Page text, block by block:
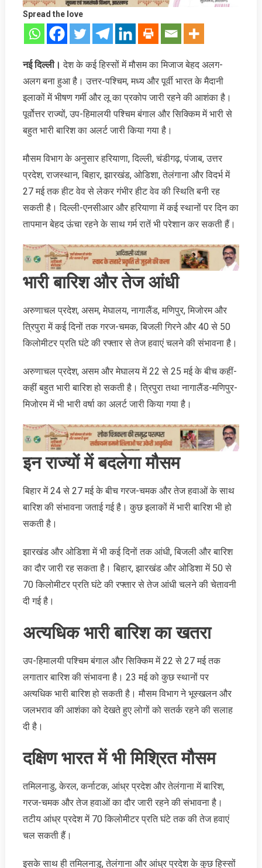
Spread the love
नई दिल्ली। देश के कई हिस्सों में मौसम का मिजाज बेहद अलग-
अलग बना हुआ है। उत्तर-पश्चिम, मध्य और पूर्वी भारत के मैदानी
इलाकों में भीषण गर्मी और लू का प्रकोप जारी रहने की आशंका है।
पूर्वोत्तर राज्यों, उप-हिमालयी पश्चिम बंगाल और सिक्किम में भारी से
बहुत भारी बारिश का अलर्ट जारी किया गया है।
मौसम विभाग के अनुसार हरियाणा, दिल्ली, चंडीगढ़, पंजाब, उत्तर
प्रदेश, राजस्थान, बिहार, झारखंड, ओडिशा, तेलंगाना और विदर्भ में
27 मई तक हीट वेव से लेकर गंभीर हीट वेव की स्थिति बनी रह
सकती है। दिल्ली-एनसीआर और हरियाणा में कई स्थानों पर दिन का
तापमान बेहद ऊंचा रहने के साथ गर्म रातें भी परेशान कर सकती हैं।
भारी बारिश और तेज आंधी
अरुणाचल प्रदेश, असम, मेघालय, नागालैंड, मणिपुर, मिजोरम और
त्रिपुरा में कई दिनों तक गरज-चमक, बिजली गिरने और 40 से 50
किलोमीटर प्रति घंटे की रफ्तार से तेज हवाएं चलने की संभावना है।
अरुणाचल प्रदेश, असम और मेघालय में 22 से 25 मई के बीच कहीं-
कहीं बहुत भारी बारिश हो सकती है। त्रिपुरा तथा नागालैंड-मणिपुर-
मिजोरम में भी भारी वर्षा का अलर्ट जारी किया गया है।
इन राज्‍यों में बदलेगा मौसम
बिहार में 24 से 27 मई के बीच गरज-चमक और तेज हवाओं के साथ
बारिश की संभावना जताई गई है। कुछ इलाकों में भारी बारिश भी हो
सकती है।
झारखंड और ओडिशा में भी कई दिनों तक आंधी, बिजली और बारिश
का दौर जारी रह सकता है। बिहार, झारखंड और ओडिशा में 50 से
70 किलोमीटर प्रति घंटे की रफ्तार से तेज आंधी चलने की चेतावनी
दी गई है।
अत्यधिक भारी बारिश का खतरा
उप-हिमालयी पश्चिम बंगाल और सिक्किम में 22 से 27 मई तक
लगातार बारिश की संभावना है। 23 मई को कुछ स्थानों पर
अत्यधिक भारी बारिश हो सकती है। मौसम विभाग ने भूस्खलन और
जलभराव की आशंका को देखते हुए लोगों को सतर्क रहने की सलाह
दी है।
दक्षिण भारत में भी मिश्रित मौसम
तमिलनाडु, केरल, कर्नाटक, आंध्र प्रदेश और तेलंगाना में बारिश,
गरज-चमक और तेज हवाओं का दौर जारी रहने की संभावना है।
तटीय आंध्र प्रदेश में 70 किलोमीटर प्रति घंटे तक की तेज हवाएं
चल सकती हैं।
इसके साथ ही तमिलनाडु, तेलंगाना और आंध्र प्रदेश के कुछ हिस्सों